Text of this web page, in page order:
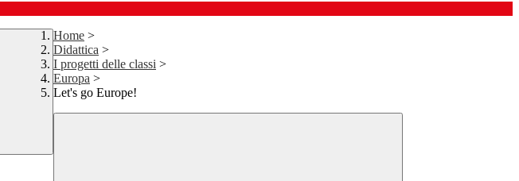
Home >
Didattica >
I progetti delle classi >
Europa >
Let's go Europe!